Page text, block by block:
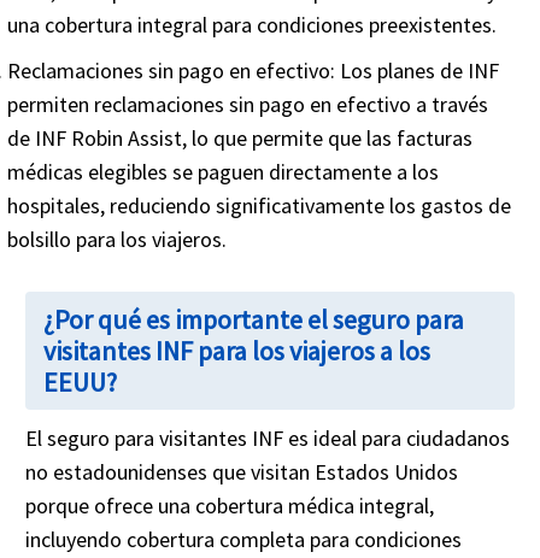
una cobertura integral para condiciones preexistentes.
Reclamaciones sin pago en efectivo: Los planes de INF
permiten reclamaciones sin pago en efectivo a través
de INF Robin Assist, lo que permite que las facturas
médicas elegibles se paguen directamente a los
hospitales, reduciendo significativamente los gastos de
bolsillo para los viajeros.
¿Por qué es importante el seguro para
visitantes INF para los viajeros a los
EEUU?
El seguro para visitantes INF es ideal para ciudadanos
no estadounidenses que visitan Estados Unidos
porque ofrece una cobertura médica integral,
incluyendo cobertura completa para condiciones